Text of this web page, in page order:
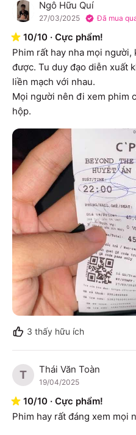
N Ngô Hữu Quí
27/03/2025 Đã mua
10/10 · Cực phẩm!
Phim rất hay nha mọi
được. Tu duy đạo diễn xuất
liền mạch với nhau.
Mọi người nên đi xem phim
hộp.
3 thấy hữu ích
T Thái Văn Toàn
19/04/2025
10/10 · Cực phẩm!
Phim hay rất đáng xem mọi